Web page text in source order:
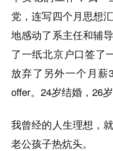
党，连写四个月思想
地感动了系主任和辅
了一纸北京户口签了
放弃了另外一个月薪
offer。24岁结婚，26岁
我曾经的人生理想，
老公孩子热炕头。